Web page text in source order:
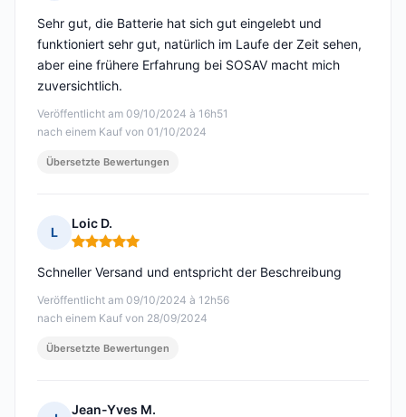
Veröffentlicht am 09/10/2024 à 16h51
nach einem Kauf von 01/10/2024
Sehr gut, die Batterie hat sich gut eingelebt und
funktioniert sehr gut, natürlich im Laufe der Zeit sehen,
aber eine frühere Erfahrung bei SOSAV macht mich
zuversichtlich.
Übersetzte Bewertungen
L
Loic D.
Hinweis: 5 von 5
Veröffentlicht am 09/10/2024 à 12h56
nach einem Kauf von 28/09/2024
Schneller Versand und entspricht der Beschreibung
Übersetzte Bewertungen
Jean-Yves M.